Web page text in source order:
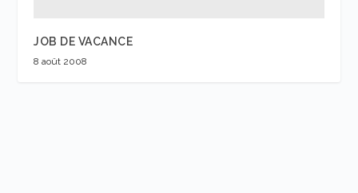
JOB DE VACANCE
8 août 2008